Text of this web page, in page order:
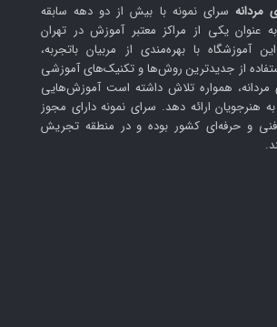
مردانه سرای نمونه با بیش از دو دهه سابقه
عنوان یکی از مراکز معتبر آموزش در تهران
آموزشگاه با بهره‌مندی از مربیان باتجربه،
از جدیدترین روش‌ها و تکنیک‌های آموزشی
مردانه، همواره تلاش داشته است آموزش‌هایی
هنرجویان ارائه دهد. سرای نمونه دارای مجوز
و حرفه‌ای کشور بوده و در منطقه تجریش